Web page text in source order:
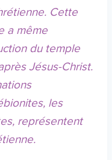
Cette
a même
du temple
Jésus-Christ.
les
représentent